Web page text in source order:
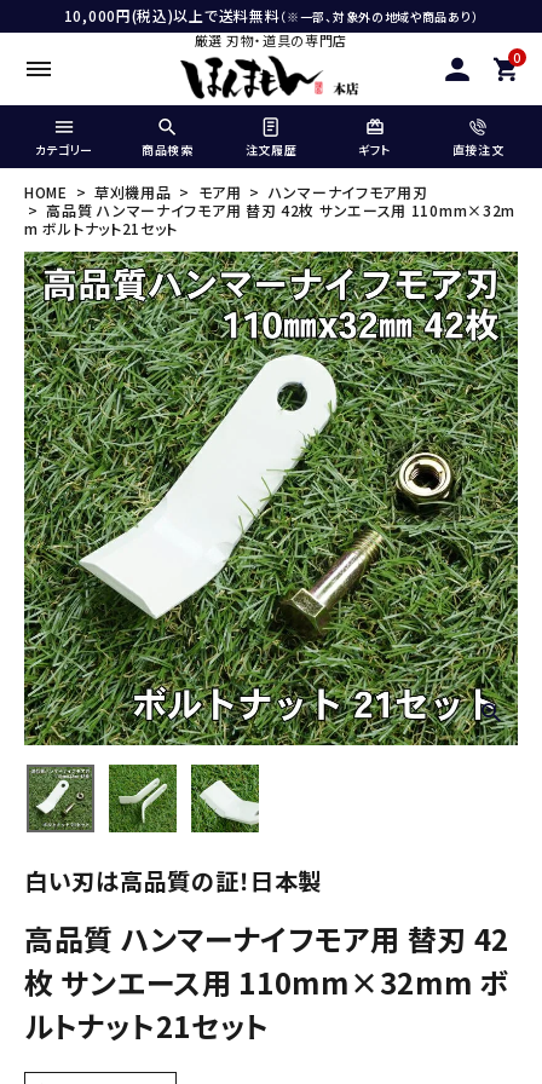
10,000円(税込)以上で送料無料（※一部、対象外の地域や商品あり）
厳選 刃物・道具の専門店
0
カテゴリー 商品検索 注文履歴 ギフト 直接注文
HOME 草刈機用品 モア用
ハンマーナイフモア用刃
高品質 ハンマーナイフモア用 替刃 42枚 サンエース用 110mm×32m
m ボルトナット21セット
白い刃は高品質の証！日本製
高品質 ハンマーナイフモア用 替刃 42
枚 サンエース用 110mm×32mm ボ
ルトナット21セット